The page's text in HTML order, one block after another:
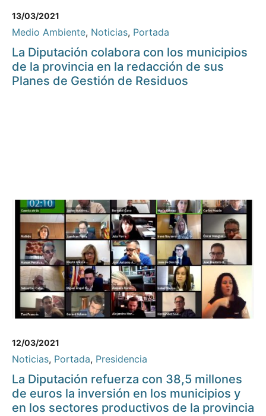
13/03/2021
Medio Ambiente, Noticias, Portada
La Diputación colabora con los municipios
de la provincia en la redacción de sus
Planes de Gestión de Residuos
12/03/2021
Noticias, Portada, Presidencia
La Diputación refuerza con 38,5 millones
de euros la inversión en los municipios y
en los sectores productivos de la provincia